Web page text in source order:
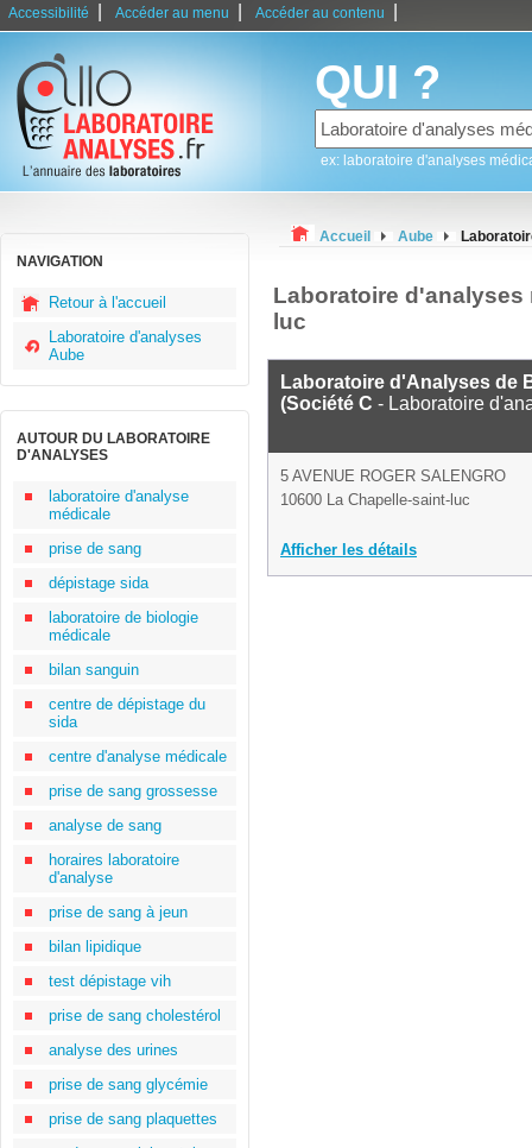
Accessibilité Accéder au menu Accéder au contenu
QUI ?
ex: laboratoire d'analyses
NAVIGATION
Retour à l'accueil
Laboratoire d'analyses
Aube
AUTOUR DU LABORATOIRE
D'ANALYSES
laboratoire d'analyse
médicale
prise de sang
dépistage sida
laboratoire de biologie
médicale
bilan sanguin
centre de dépistage du
sida
centre d'analyse médicale
prise de sang grossesse
analyse de sang
horaires laboratoire
d'analyse
prise de sang à jeun
bilan lipidique
test dépistage vih
prise de sang cholestérol
analyse des urines
prise de sang glycémie
prise de sang plaquettes
Accueil Aube
Laboratoire d'analyses
luc
Laboratoire d'Analyses de
(Société C - Laboratoire
5 AVENUE ROGER SALENGRO
10600 La Chapelle-saint-luc
Afficher les détails